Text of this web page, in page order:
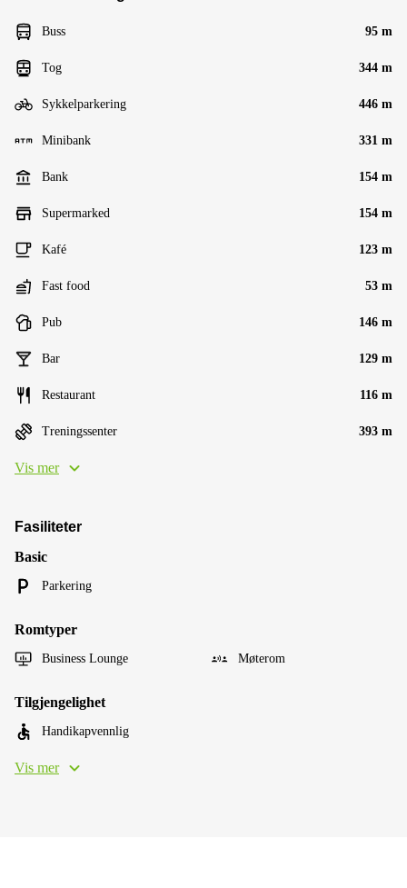
Buss 95 m
Tog 344 m
Sykkelparkering 446 m
Minibank 331 m
Bank 154 m
Supermarked 154 m
Kafé 123 m
Fast food 53 m
Pub 146 m
Bar 129 m
Restaurant 116 m
Treningssenter 393 m
Vis mer
Fasiliteter
Basic
Parkering
Romtyper
Business Lounge Møterom
Tilgjengelighet
Handikapvennlig
Vis mer